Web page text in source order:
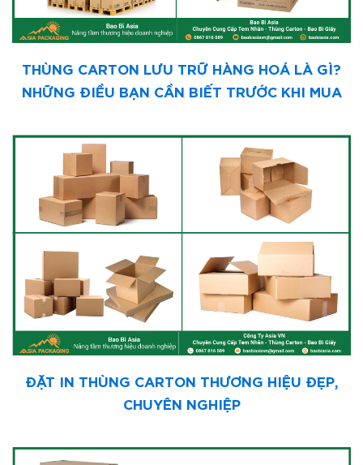
THÙNG CARTON LƯU TRỮ HÀNG HOÁ LÀ GÌ?
NHỮNG ĐIỀU BẠN CẦN BIẾT TRƯỚC KHI MUA
ĐẶT IN THÙNG CARTON THƯƠNG HIỆU ĐẸP,
CHUYÊN NGHIỆP